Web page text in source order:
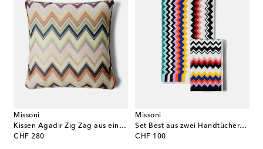
Missoni
Kissen Agadir Zig Zag aus einem Baumwollgemisch
CHF 280
original price
Missoni
Set Best aus zwei Handtüchern aus Baumwollfrottee
CHF 100
original price